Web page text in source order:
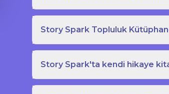
Story Spark Topluluk
Story Spark'ta kendi hikaye